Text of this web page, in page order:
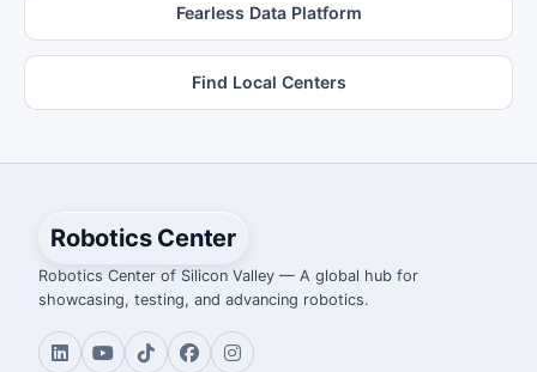
Fearless Data Platform
Find Local Centers
Robotics Center
Robotics Center of Silicon Valley — A global hub for
showcasing, testing, and advancing robotics.